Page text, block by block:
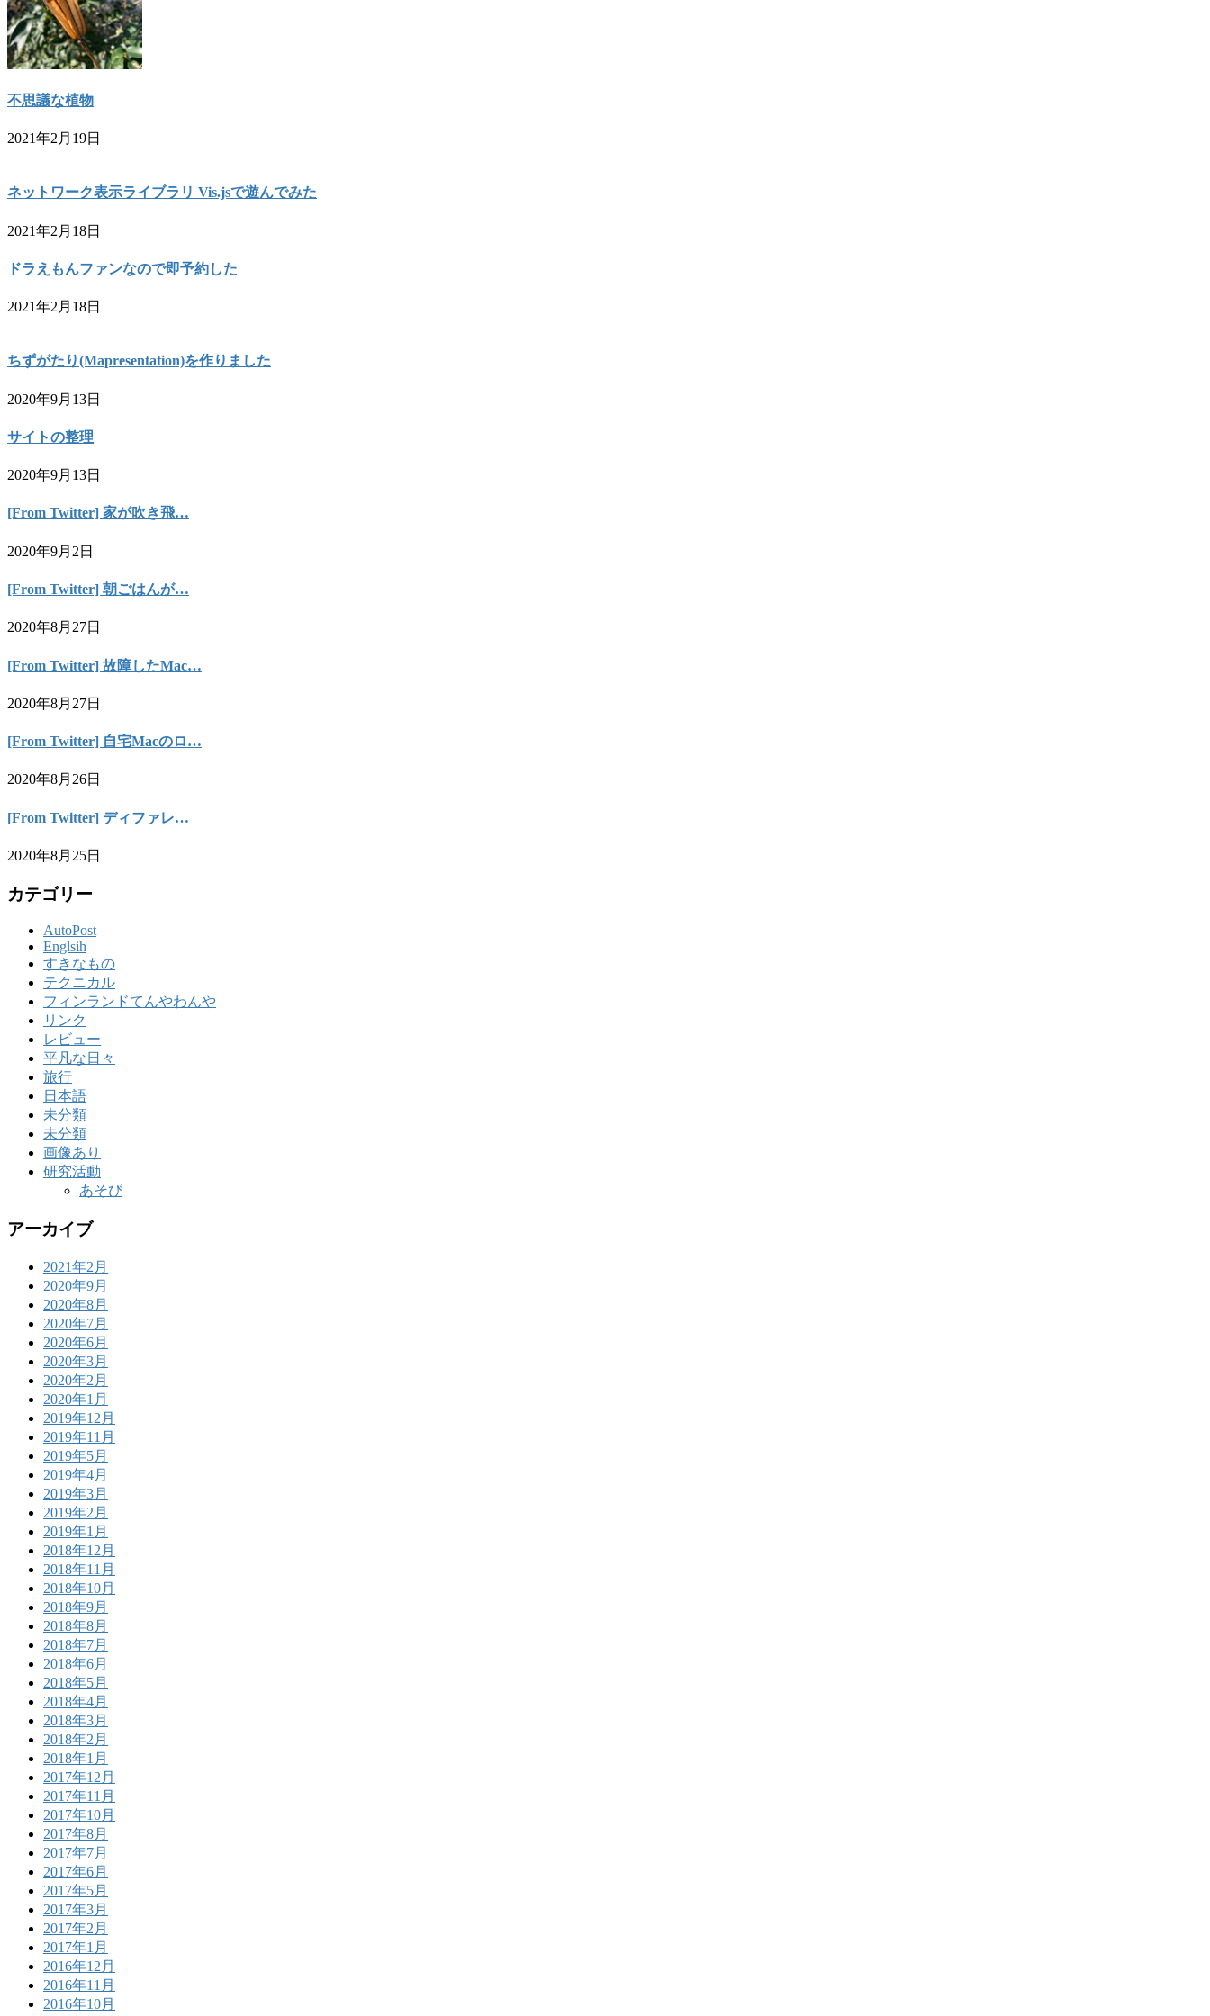
不思議な植物
2021年2月19日
ネットワーク表示ライブラリ Vis.jsで遊んでみた
2021年2月18日
ドラえもんファンなので即予約した
2021年2月18日
ちずがたり(Mapresentation)を作りました
2020年9月13日
サイトの整理
2020年9月13日
[From Twitter] 家が吹き飛…
2020年9月2日
[From Twitter] 朝ごはんが…
2020年8月27日
[From Twitter] 故障したMac…
2020年8月27日
[From Twitter] 自宅Macのロ…
2020年8月26日
[From Twitter] ディファレ…
2020年8月25日
カテゴリー
AutoPost
Englsih
すきなもの
テクニカル
フィンランドてんやわんや
リンク
レビュー
平凡な日々
旅行
日本語
未分類
未分類
画像あり
研究活動
あそび
アーカイブ
2021年2月
2020年9月
2020年8月
2020年7月
2020年6月
2020年3月
2020年2月
2020年1月
2019年12月
2019年11月
2019年5月
2019年4月
2019年3月
2019年2月
2019年1月
2018年12月
2018年11月
2018年10月
2018年9月
2018年8月
2018年7月
2018年6月
2018年5月
2018年4月
2018年3月
2018年2月
2018年1月
2017年12月
2017年11月
2017年10月
2017年8月
2017年7月
2017年6月
2017年5月
2017年3月
2017年2月
2017年1月
2016年12月
2016年11月
2016年10月